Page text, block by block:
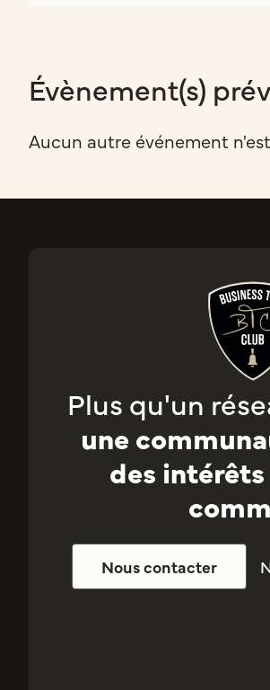
Évènement(s)
Aucun autre événement
Plus qu'un
une
des
Nous contacter